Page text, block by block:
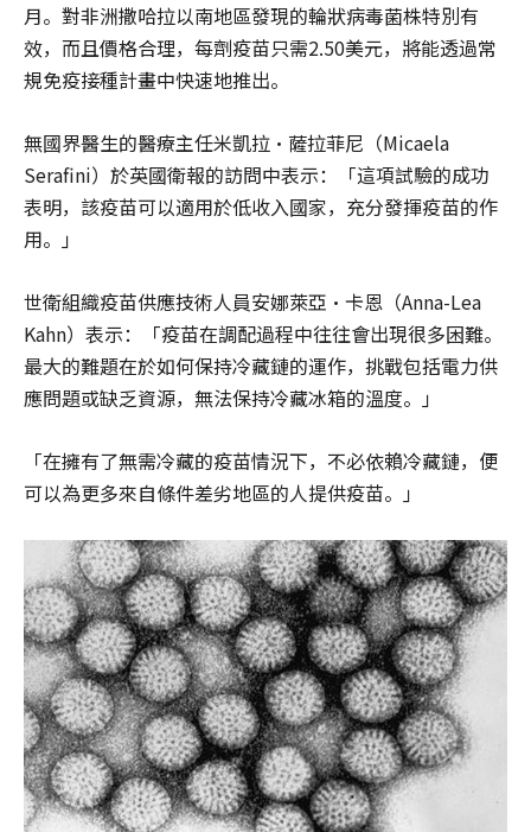
月。對非洲撒哈拉以南地區發現的輪狀病毒菌株特別有
效，而且價格合理，每劑疫苗只需2.50美元，將能透過常
規免疫接種計畫中快速地推出。
無國界醫生的醫療主任米凱拉·薩拉菲尼（Micaela
Serafini）於英國衛報的訪問中表示：「這項試驗的成功
表明，該疫苗可以適用於低收入國家，充分發揮疫苗的作
用。」
世衛組織疫苗供應技術人員安娜萊亞·卡恩（Anna-Lea
Kahn）表示：「疫苗在調配過程中往往會出現很多困難。
最大的難題在於如何保持冷藏鏈的運作，挑戰包括電力供
應問題或缺乏資源，無法保持冷藏冰箱的溫度。」
「在擁有了無需冷藏的疫苗情況下，不必依賴冷藏鏈，便
可以為更多來自條件差劣地區的人提供疫苗。」